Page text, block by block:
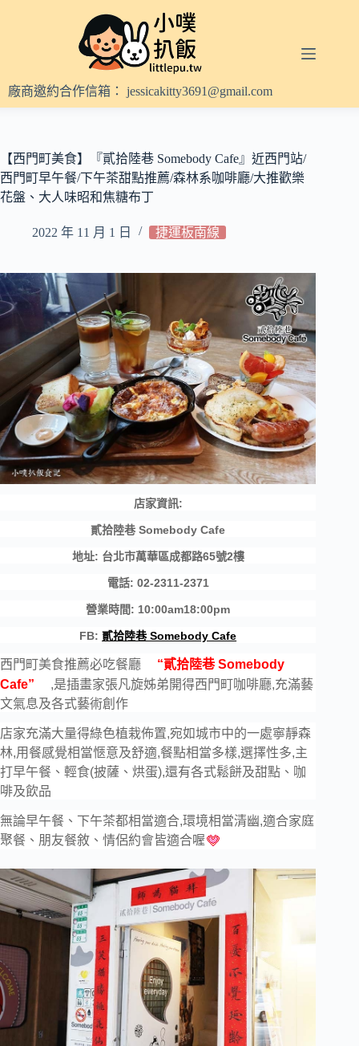
內
容
廠商邀約合作信箱： jessicakitty3691@gmail.com
【西門町美食】『貳拾陸巷 Somebody Cafe』近西門站/
西門町早午餐/下午茶甜點推薦/森林系咖啡廳/大推歡樂
花盤、大人味昭和焦糖布丁
2022 年 11 月 1 日 捷運板南線
店家資訊:
貳拾陸巷 Somebody Cafe
地址: 台北市萬華區成都路65號2樓
電話: 02-2311-2371
營業時間: 10:00am18:00pm
FB:貳拾陸巷 Somebody Cafe
西門町美食推薦必吃餐廳
“貳拾陸巷 Somebody
Cafe”
,是插畫家張凡旋姊弟開得西門町咖啡廳,充滿藝
文氣息及各式藝術創作
店家充滿大量得綠色植栽佈置,宛如城市中的一處寧靜森
林,用餐感覺相當愜意及舒適,餐點相當多樣,選擇性多,主
打早午餐、輕食(披薩、烘蛋),還有各式鬆餅及甜點、咖
啡及飲品
無論早午餐、下午茶都相當適合,環境相當清幽,適合家庭
聚餐、朋友餐敘、情侶約會皆適合喔